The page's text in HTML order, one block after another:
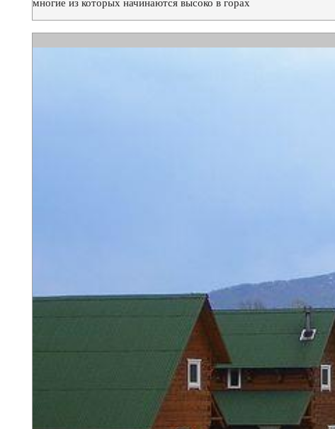
многие из которых начинаются высоко в горах